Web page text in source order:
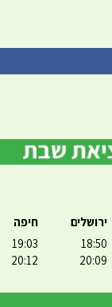
ירושלים
18:50
20:09
חיפה
19:03
20:12